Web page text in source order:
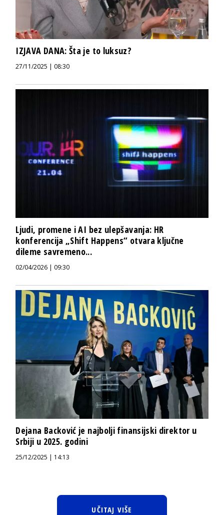
IZJAVA DANA: Šta je to luksuz?
27/11/2025 | 08:30
Ljudi, promene i AI bez ulepšavanja: HR
konferencija „Shift Happens“ otvara ključne
dileme savremeno...
02/04/2026 | 09:30
Dejana Backović je najbolji finansijski direktor u
Srbiji u 2025. godini
25/12/2025 | 14:13
UČITAJ VIŠE